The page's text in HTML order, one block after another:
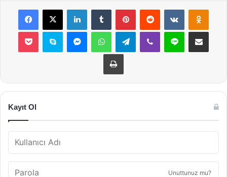
Facebook
X LinkedInTumblr PinterestReddit VKontakte
Pocket Skype MessengerWhatsAppTelegramViber Line E-Posta ile
Yazdır
Kayıt Ol
Unuttunuz mu?